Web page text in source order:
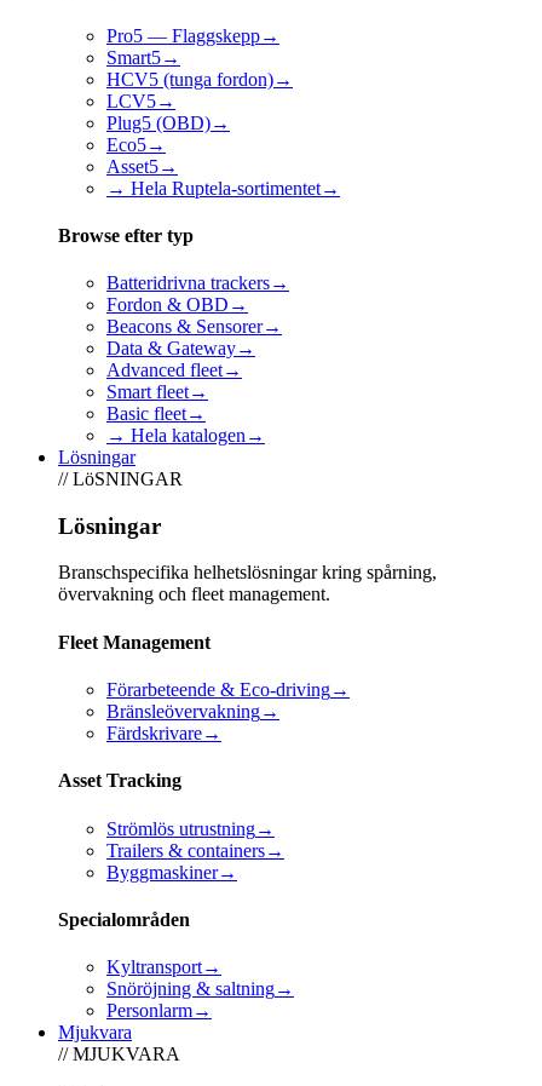
Pro5 — Flaggskepp→
Smart5→
HCV5 (tunga fordon)→
LCV5→
Plug5 (OBD)→
Eco5→
Asset5→
→ Hela Ruptela-sortimentet→
Browse efter typ
Batteridrivna trackers→
Fordon & OBD →
Beacons & Sensorer→
Data & Gateway→
Advanced fleet→
Smart fleet→
Basic fleet→
→ Hela katalogen →
Lösningar
// LöSNINGAR
Lösningar
Branschspecifika helhetslösningar kring spårning,
övervakning och fleet management.
Fleet Management
Förarbeteende & Eco-driving→
Bränsleövervakning→
Färdskrivare→
Asset Tracking
Strömlös utrustning→
Trailers & containers→
Byggmaskiner→
Specialområden
Kyltransport→
Snöröjning & saltning→
Personlarm→
Mjukvara
// MJUKVARA